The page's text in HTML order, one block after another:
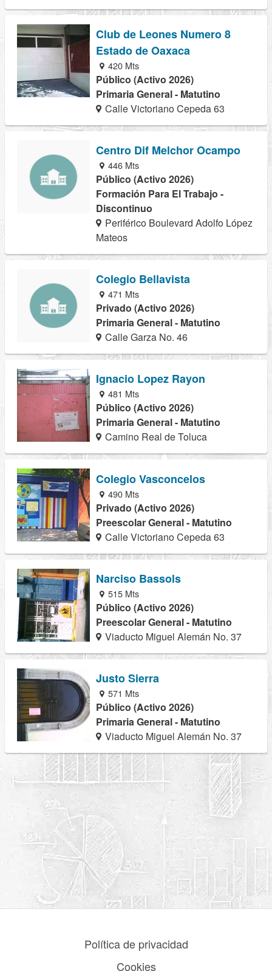
Club de Leones Numero 8
Estado de Oaxaca
420 Mts
Público (Activo 2026)
Primaria General - Matutino
Calle Victoriano Cepeda 63
Centro Dif Melchor Ocampo
446 Mts
Público (Activo 2026)
Formación Para El Trabajo -
Discontinuo
Periférico Boulevard Adolfo López
Mateos
Colegio Bellavista
471 Mts
Privado (Activo 2026)
Primaria General - Matutino
Calle Garza No. 46
Ignacio Lopez Rayon
481 Mts
Público (Activo 2026)
Primaria General - Matutino
Camino Real de Toluca
Colegio Vasconcelos
490 Mts
Privado (Activo 2026)
Preescolar General - Matutino
Calle Victoriano Cepeda 63
Narciso Bassols
515 Mts
Público (Activo 2026)
Preescolar General - Matutino
Viaducto Miguel Alemán No. 37
Justo Sierra
571 Mts
Público (Activo 2026)
Primaria General - Matutino
Viaducto Miguel Alemán No. 37
Política de privacidad
Cookies